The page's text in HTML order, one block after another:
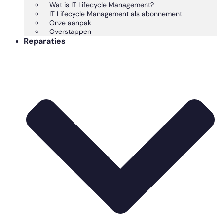
Wat is IT Lifecycle Management?
IT Lifecycle Management als abonnement
Onze aanpak
Overstappen
Reparaties